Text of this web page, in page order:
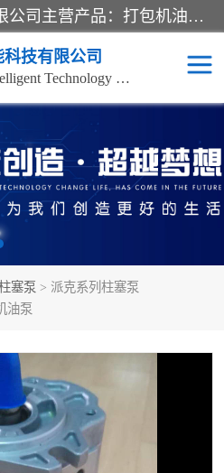
无锡凯乐福智能科技有限公司主营产品：打包机油泵、风冷式油冷却器、液压阀、液压泵、冷却器、过滤器及气动元器件。公司主导生产齿轮泵、齿轮马达、液压阀等产品。共计100多个系列、3000余种规格。覆盖了液压系统的动力元件、控制元件和执行元件，具备较强的成套供货、服务能力。
技有限公司
Wuxi Colourful Intelligent Technology Co., Ltd
塞泵 > 派克系列柱塞泵
油泵
机床冷却泵
叶片泵
方向阀
电机
列管式油冷却器